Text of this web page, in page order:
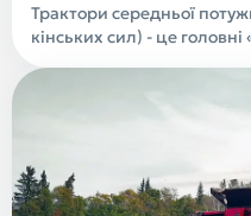
Трактори середньої
кінських сил) - це головні